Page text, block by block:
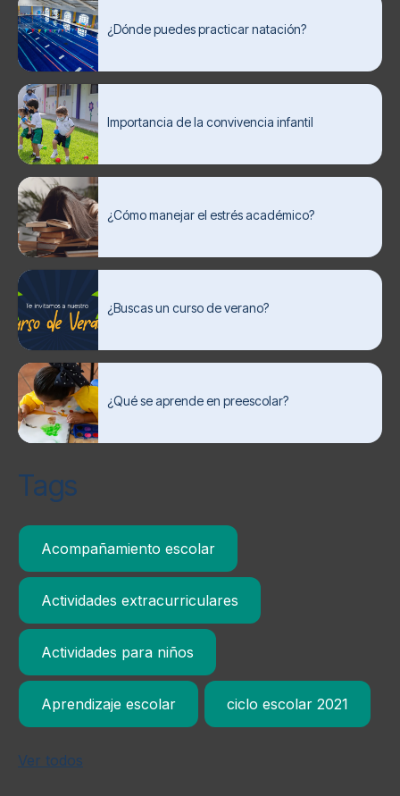
¿Dónde puedes practicar natación?
Importancia de la convivencia infantil
¿Cómo manejar el estrés académico?
¿Buscas un curso de verano?
¿Qué se aprende en preescolar?
Tags
Acompañamiento escolar
Actividades extracurriculares
Actividades para niños
Aprendizaje escolar ciclo escolar 2021
Ver todos